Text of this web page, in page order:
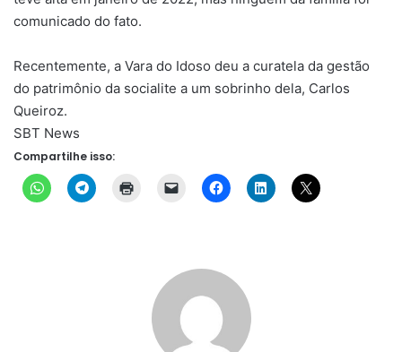
comunicado do fato.
Recentemente, a Vara do Idoso deu a curatela da gestão
do patrimônio da socialite a um sobrinho dela, Carlos
Queiroz.
SBT News
Compartilhe isso: